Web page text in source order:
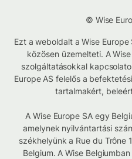
© Wise
Ezt a weboldalt a Wise Europe
közösen üzemelteti. A
szolgáltatásokkal
Europe AS felelős a
tartalmakért,
A Wise Europe SA egy
amelynek nyilvántartási
székhelyünk a Rue du Trône
Belgium. A Wise